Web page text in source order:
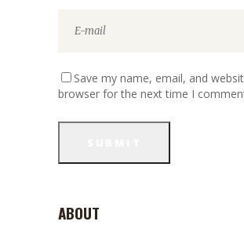
Save my name, email, and
browser for the next time I
ABOUT